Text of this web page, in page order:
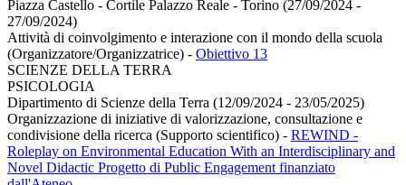
Piazza Castello - Cortile Palazzo Reale - Torino (27/09/2024 -
27/09/2024)
Attività di coinvolgimento e interazione con il mondo della scuola
(Organizzatore/Organizzatrice) - Obiettivo 13
SCIENZE DELLA TERRA
PSICOLOGIA
Dipartimento di Scienze della Terra (12/09/2024 - 23/05/2025)
Organizzazione di iniziative di valorizzazione, consultazione e
condivisione della ricerca (Supporto scientifico) - REWIND -
Roleplay on Environmental Education With an Interdisciplinary and
Novel Didactic Progetto di Public Engagement finanziato